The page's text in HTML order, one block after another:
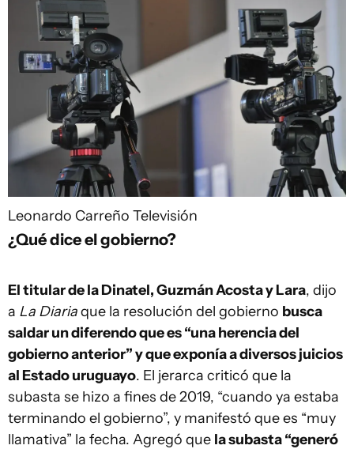
Leonardo Carreño Televisión
¿Qué dice el gobierno?
El titular de la Dinatel, Guzmán Acosta y Lara, dijo
a La Diariaque la resolución del gobierno busca
saldar un diferendo que es “una herencia del
gobierno anterior” y que exponía a diversos juicios
al Estado uruguayo. El jerarca criticó que la
subasta se hizo a fines de 2019, “cuando ya estaba
terminando el gobierno”, y manifestó que es “muy
llamativa” la fecha. Agregó que la subasta “generó